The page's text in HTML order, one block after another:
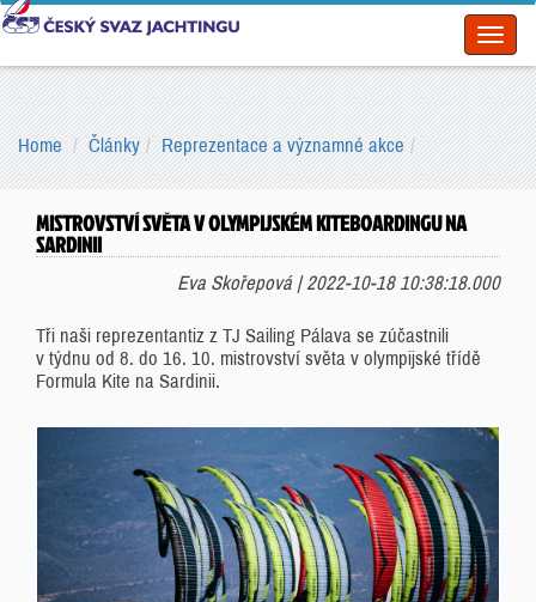
Home Články Reprezentace a významné akce
MISTROVSTVÍ SVĚTA V OLYMPIJSKÉM KITEBOARDINGU NA
SARDINII
Eva Skořepová | 2022-10-18 10:38:18.000
Tři naši reprezentantiz z TJ Sailing Pálava se zúčastnili
v týdnu od 8. do 16. 10. mistrovství světa v olympijské třídě
Formula Kite na Sardinii.